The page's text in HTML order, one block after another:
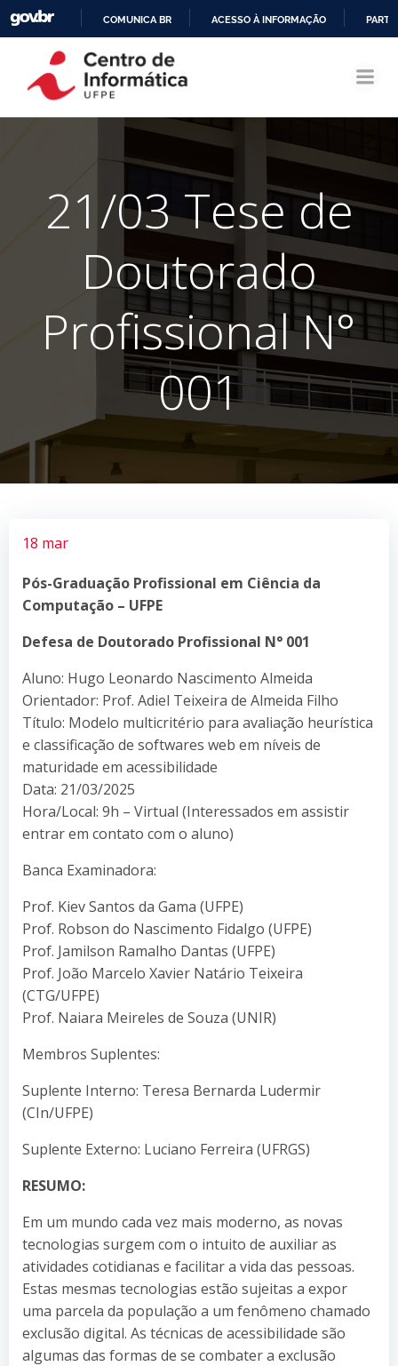
CONTEÚDO
COMUNICA BR ACESSO À INFORMAÇÃO
21/03 Tese de
Doutorado
Profissional N°
001
18 mar
Pós-Graduação Profissional em Ciência da
Computação – UFPE
Defesa de Doutorado Profissional N° 001
Aluno: Hugo Leonardo Nascimento Almeida
Orientador: Prof. Adiel Teixeira de Almeida Filho
Título: Modelo multicritério para avaliação heurística
e classificação de softwares web em níveis de
maturidade em acessibilidade
Data: 21/03/2025
Hora/Local: 9h – Virtual (Interessados em assistir
entrar em contato com o aluno)
Banca Examinadora:
Prof. Kiev Santos da Gama (UFPE)
Prof. Robson do Nascimento Fidalgo (UFPE)
Prof. Jamilson Ramalho Dantas (UFPE)
Prof. João Marcelo Xavier Natário Teixeira
(CTG/UFPE)
Prof. Naiara Meireles de Souza (UNIR)
Membros Suplentes:
Suplente Interno: Teresa Bernarda Ludermir
(CIn/UFPE)
Suplente Externo: Luciano Ferreira (UFRGS)
RESUMO:
Em um mundo cada vez mais moderno, as novas
tecnologias surgem com o intuito de auxiliar as
atividades cotidianas e facilitar a vida das pessoas.
Estas mesmas tecnologias estão sujeitas a expor
uma parcela da população a um fenômeno chamado
exclusão digital. As técnicas de acessibilidade são
algumas das formas de se combater a exclusão